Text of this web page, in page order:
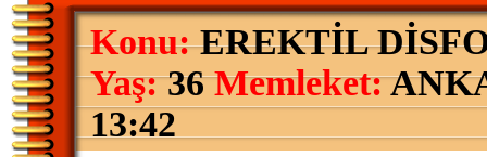
Konu:EREKTİL
Yaş:36Memleket:
13:42